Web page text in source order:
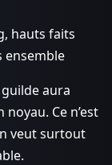
hauts faits
ensemble
aura
Ce n’est
veut surtout